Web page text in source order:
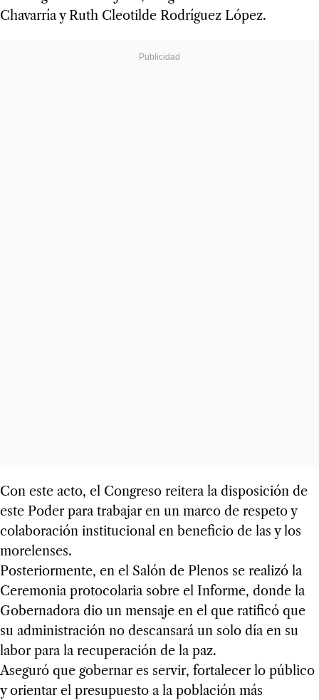
Chavarría y Ruth Cleotilde Rodríguez López.
Con este acto, el Congreso reitera la disposición de
este Poder para trabajar en un marco de respeto y
colaboración institucional en beneficio de las y los
morelenses.
Posteriormente, en el Salón de Plenos se realizó la
Ceremonia protocolaria sobre el Informe, donde la
Gobernadora dio un mensaje en el que ratificó que
su administración no descansará un solo día en su
labor para la recuperación de la paz.
Aseguró que gobernar es servir, fortalecer lo público
y orientar el presupuesto a la población más